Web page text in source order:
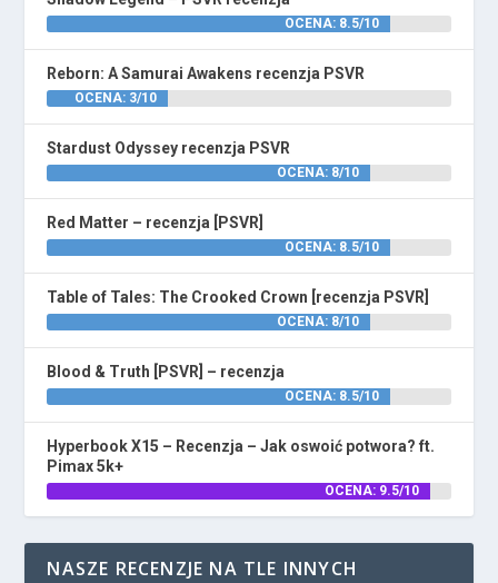
OCENA: 8.5/10
Reborn: A Samurai Awakens recenzja PSVR
OCENA: 3/10
Stardust Odyssey recenzja PSVR
OCENA: 8/10
Red Matter – recenzja [PSVR]
OCENA: 8.5/10
Table of Tales: The Crooked Crown [recenzja PSVR]
OCENA: 8/10
Blood & Truth [PSVR] – recenzja
OCENA: 8.5/10
Hyperbook X15 – Recenzja – Jak oswoić potwora? ft.
Pimax 5k+
OCENA: 9.5/10
NASZE RECENZJE NA TLE INNYCH